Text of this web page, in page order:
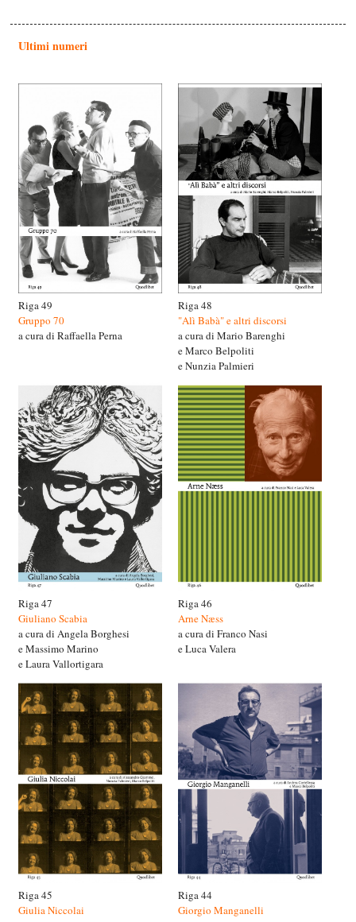
Ultimi numeri
Riga 49
Gruppo 70
a cura di Raffaella Perna
Riga 48
"Alì Babà" e altri discorsi
a cura di Mario Barenghi
e Marco Belpoliti
e Nunzia Palmieri
Riga 47
Giuliano Scabia
a cura di Angela Borghesi
e Massimo Marino
e Laura Vallortigara
Riga 46
Arne Næss
a cura di Franco Nasi
e Luca Valera
Riga 45
Giulia Niccolai
Riga 44
Giorgio Manganelli